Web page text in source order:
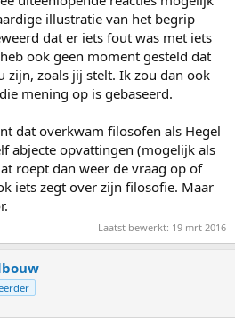
illustratie van het begrip
dat er iets fout was met iets
ook geen moment gesteld dat
zijn, zoals jij stelt. Ik zou dan ook
mening op is gebaseerd.
dat overkwam filosofen als Hegel
abjecte opvattingen (mogelijk als
roept dan weer de vraag op of
iets zegt over zijn filosofie. Maar
Laatst bewerkt: 19 mrt 2016